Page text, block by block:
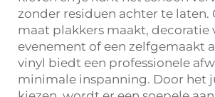
zonder residuen achter te laten.
maat plakkers maakt, decoratie
evenement of een zelfgemaakt
vinyl biedt een professionele
minimale inspanning. Door het